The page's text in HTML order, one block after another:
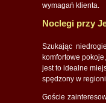
wymagań klienta.
Noclegi przy
Szukając
komfortowe
jest to idealne
spędzony w
Goście